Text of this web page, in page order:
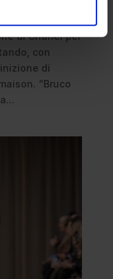
di Chanel per
con
di
“Bruco